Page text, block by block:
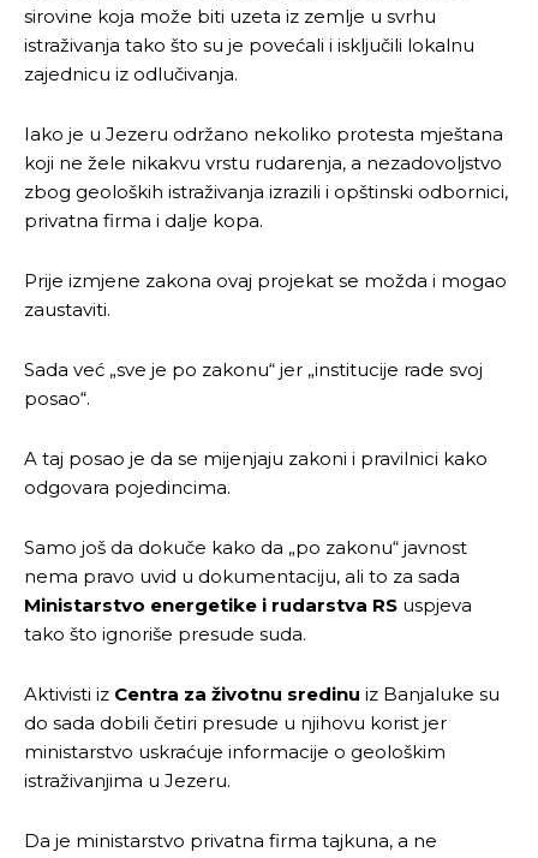
sirovine koja može biti uzeta iz zemlje u svrhu
istraživanja tako što su je povećali i isključili lokalnu
zajednicu iz odlučivanja.
Iako je u Jezeru održano nekoliko protesta mještana
koji ne žele nikakvu vrstu rudarenja, a nezadovoljstvo
zbog geoloških istraživanja izrazili i opštinski odbornici,
privatna firma i dalje kopa.
Prije izmjene zakona ovaj projekat se možda i mogao
zaustaviti.
Sada već „sve je po zakonu“ jer „institucije rade svoj
posao“.
A taj posao je da se mijenjaju zakoni i pravilnici kako
odgovara pojedincima.
Samo još da dokuče kako da „po zakonu“ javnost
nema pravo uvid u dokumentaciju, ali to za sada
Ministarstvo energetike i rudarstva RS uspjeva
tako što ignoriše presude suda.
Aktivisti iz Centra za životnu sredinu iz Banjaluke su
do sada dobili četiri presude u njihovu korist jer
ministarstvo uskraćuje informacije o geološkim
istraživanjima u Jezeru.
Da je ministarstvo privatna firma tajkuna, a ne